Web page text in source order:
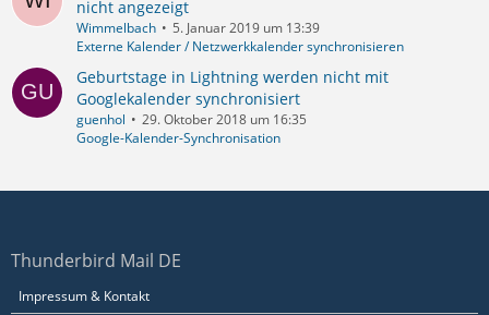
nicht angezeigt
Wimmelbach
5. Januar 2019 um 13:39
Externe Kalender / Netzwerkkalender synchronisieren
Geburtstage in Lightning werden nicht mit
Googlekalender synchronisiert
guenhol
29. Oktober 2018 um 16:35
Google-Kalender-Synchronisation
Thunderbird Mail DE
Impressum & Kontakt